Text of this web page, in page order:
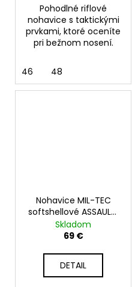
Pohodlné riflové
nohavice s taktickými
prvkami, ktoré oceníte
pri bežnom nosení.
46 48
Nohavice MIL-TEC
softshellové ASSAULT,
čierne
Skladom
69 €
DETAIL